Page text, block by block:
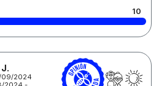
10
09/2024